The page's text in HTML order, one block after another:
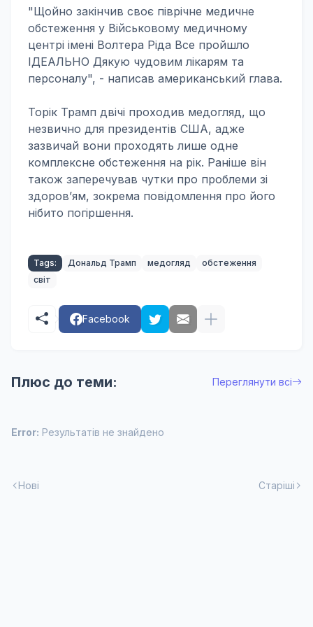
"Щойно закінчив своє піврічне медичне
обстеження у Військовому медичному
центрі імені Волтера Ріда Все пройшло
ІДЕАЛЬНО Дякую чудовим лікарям та
персоналу", - написав американський глава.
Торік Трамп двічі проходив медогляд, що
незвично для президентів США, адже
зазвичай вони проходять лише одне
комплексне обстеження на рік. Раніше він
також заперечував чутки про проблеми зі
здоров’ям, зокрема повідомлення про його
нібито погіршення.
Tags: Дональд Трамп медогляд
обстеження
світ
Facebook
Плюс до теми: Переглянути всі
Error: Результатів не знайдено
Нові Старіші